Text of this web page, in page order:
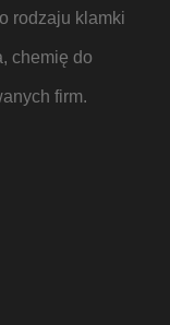
rodzaju klamki
chemię do
firm.